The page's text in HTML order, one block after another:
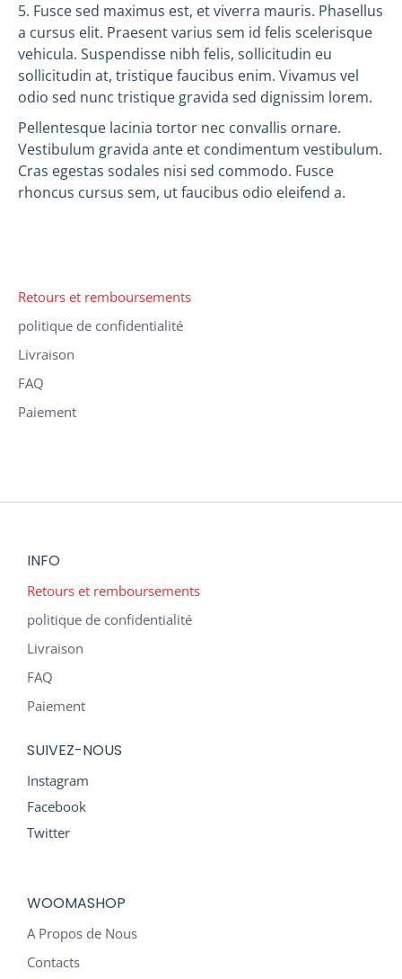
5. Fusce sed maximus est, et viverra mauris. Phasellus
a cursus elit. Praesent varius sem id felis scelerisque
vehicula. Suspendisse nibh felis, sollicitudin eu
sollicitudin at, tristique faucibus enim. Vivamus vel
odio sed nunc tristique gravida sed dignissim lorem.
Pellentesque lacinia tortor nec convallis ornare.
Vestibulum gravida ante et condimentum vestibulum.
Cras egestas sodales nisi sed commodo. Fusce
rhoncus cursus sem, ut faucibus odio eleifend a.
Retours et remboursements
politique de confidentialité
Livraison
FAQ
Paiement
INFO
Retours et remboursements
politique de confidentialité
Livraison
FAQ
Paiement
SUIVEZ-NOUS
Instagram
Facebook
Twitter
WOOMASHOP
A Propos de Nous
Contacts